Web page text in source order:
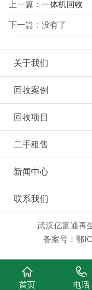
上一篇 ： 一体机回收
下一篇 ： 没有了
关于我们
回收案例
回收项目
二手租售
新闻中心
联系我们
武汉亿富通再
备案号：鄂
首页 电话